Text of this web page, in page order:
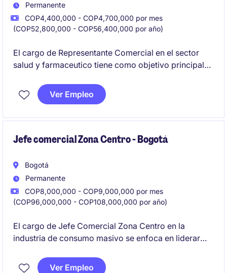
Permanente
COP4,400,000 - COP4,700,000 por mes
(COP52,800,000 - COP56,400,000 por año)
El cargo de Representante Comercial en el sector
salud y farmaceutico tiene como objetivo principal
con los clientes en Bogotá. El profesional será
responsable de cumplir con las metas comerciales
Ver Empleo
Jefe comercial Zona Centro - Bogotá
Bogotá
Permanente
COP8,000,000 - COP9,000,000 por mes
(COP96,000,000 - COP108,000,000 por año)
El cargo de Jefe Comercial Zona Centro en la
industria de consumo masivo se enfoca en liderar
y fortalecer la presencia en el mercado.
Ver Empleo